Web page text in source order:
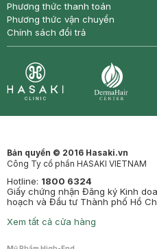
Phương thức thanh toán
Phương thức vận chuyển
Chính sách đổi trả
Bản quyền © 2016 Hasaki.vn
Công Ty cổ phần HASAKI VIETNAM
Hotline: 1800 6324
Giấy chứng nhận Đăng ký Kinh
hoạch và Đầu tư Thành phố Hồ
Xem tất cả cửa hàng